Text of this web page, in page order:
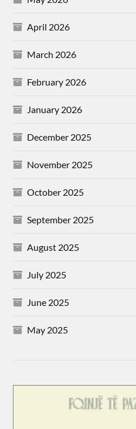
April 2026
March 2026
February 2026
January 2026
December 2025
November 2025
October 2025
September 2025
August 2025
July 2025
June 2025
May 2025